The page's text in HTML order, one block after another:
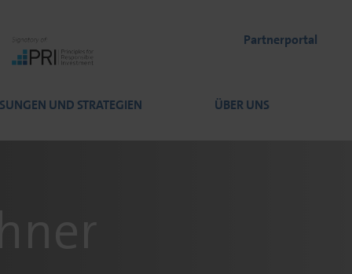
Partnerportal
UND STRATEGIEN ÜBER UNS